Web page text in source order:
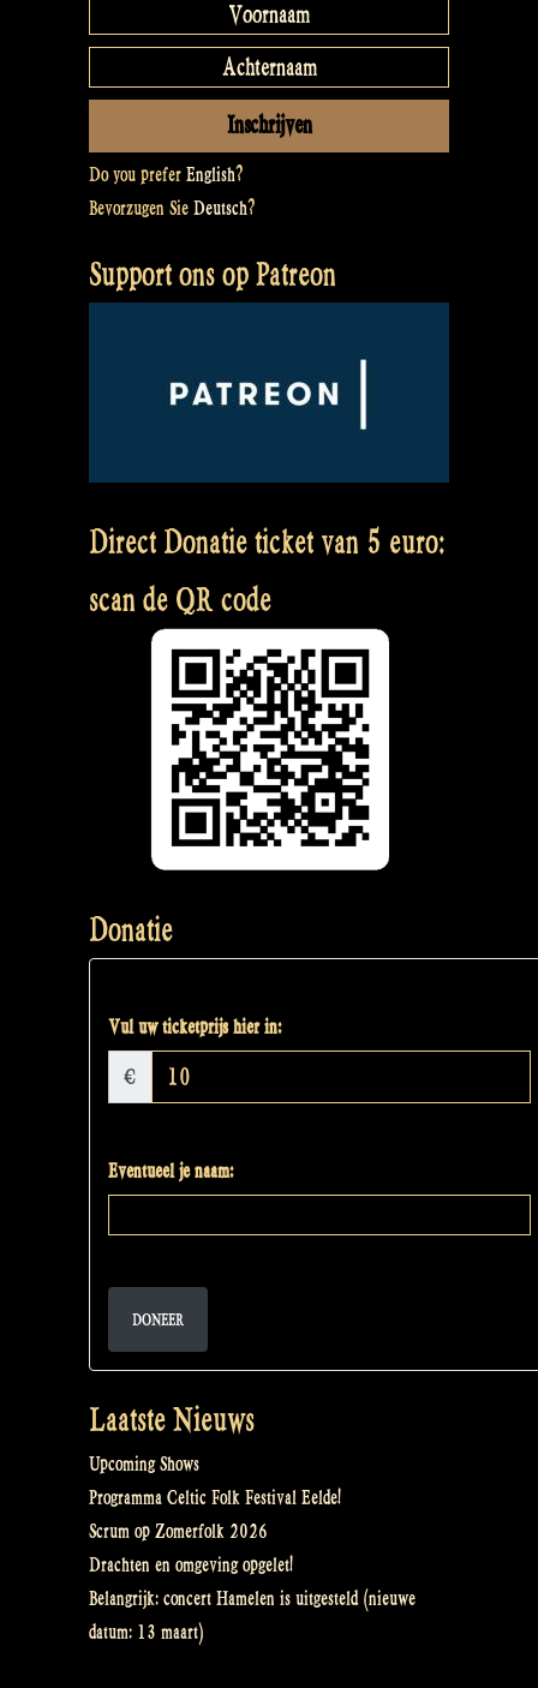
Do you prefer English?
Bevorzugen Sie Deutsch?
Support ons op Patreon
Direct Donatie ticket van 5 euro:
scan de QR code
Donatie
Vul uw ticketprijs hier in:
€
Eventueel je naam:
DONEER
Laatste Nieuws
Upcoming Shows
Programma Celtic Folk Festival Eelde!
Scrum op Zomerfolk 2026
Drachten en omgeving opgelet!
Belangrijk: concert Hamelen is uitgesteld (nieuwe
datum: 13 maart)